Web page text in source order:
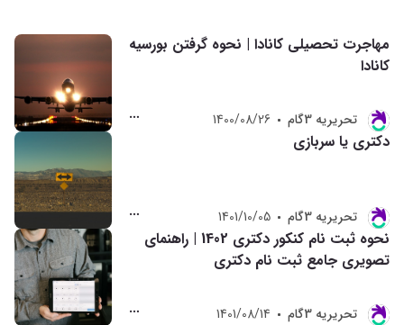
مهاجرت تحصیلی کانادا | نحوه گرفتن بورسیه
کانادا
تحريريه 3گام 1400/08/26
دکتری یا سربازی
تحريريه 3گام 1401/10/05
نحوه ثبت نام کنکور دکتری 1402 | راهنمای
تصویری جامع ثبت نام دکتری
تحريريه 3گام 1401/08/14